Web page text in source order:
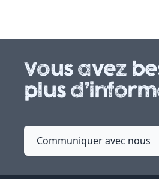
Vous avez
plus
Communiquer avec nous